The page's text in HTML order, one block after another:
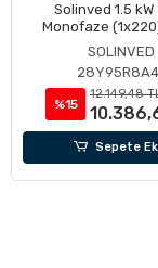
Solinved 1.5 kW
Monofaze
Pompa
SOLINVED
%15
12.149,48
Sepete